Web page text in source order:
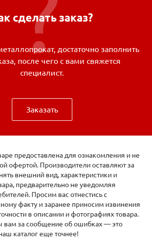
сделать заказ?
достаточно заполнить
после чего с вами свяжется
специалист.
Заказать
предоставлена для ознакомления и не
офертой. Производители оставляют за
внешний вид, характеристики и
предварительно не уведомляя
Просим вас отнестись с
факту и заранее приносим извинения
в описании и фотографиях товара.
вам за сообщение об ошибках — это
каталог еще точнее!